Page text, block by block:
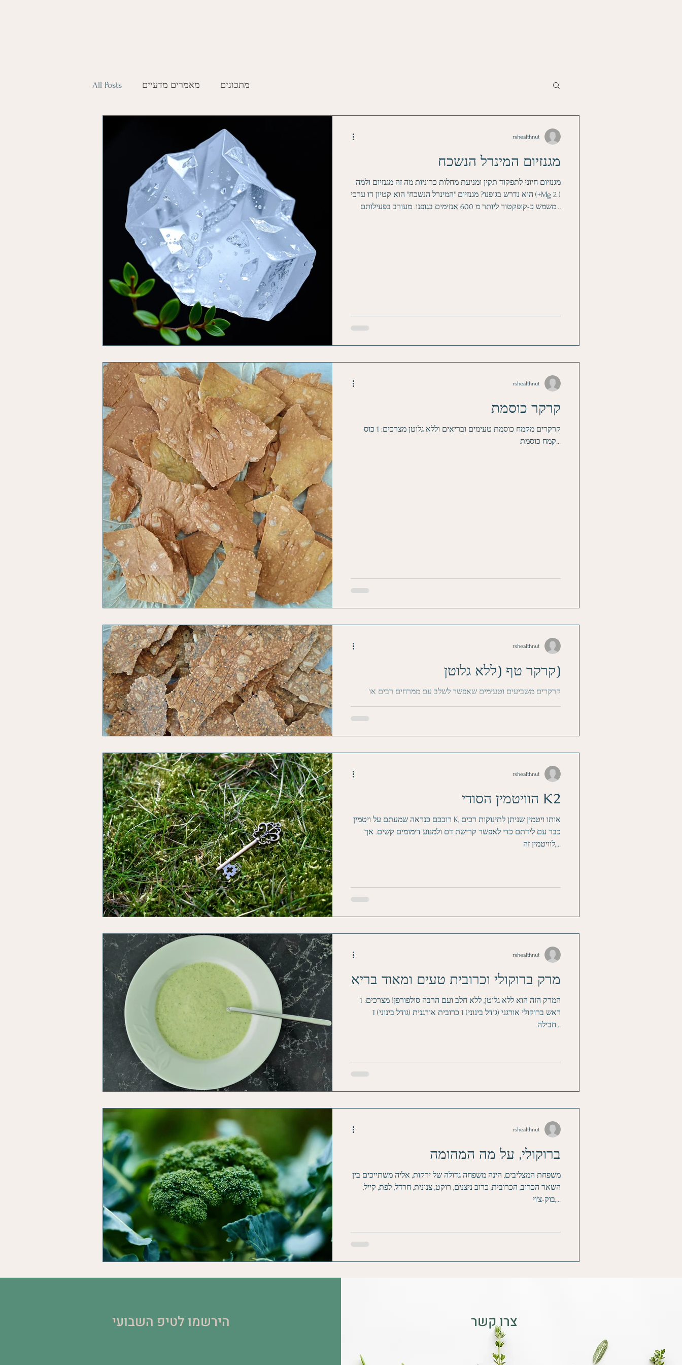
All Posts מאמרים מדעיים מתכונים
מגנזיום המינרל הנשכח
מגנזיום חיוני לתפקוד תקין ומניעת מחלות כרוניות מה זה מגנזיום ולמה
הוא נדרש בגופנו? מגנזיום "המינרל הנשכח" הוא קטיון דו ערכי (+Mg 2 )
המשמש כ-קופקטור ליותר מ 600 אנזימים בגופנו. מעורב בפעילותם
rshealthnut
קרקר כוסמת
קרקרים מקמח כוסמת טעימים ובריאים וללא גלוטן מצרכים: 1 כוס
קמח כוסמת...
rshealthnut
קרקר טף (ללא גלוטן)
קרקרים משביעים וטעימים שאפשר לשלב עם ממרחים רבים או
rshealthnut
הוויטמין הסודי K2
רובכם כנראה שמעתם על ויטמין K, אותו ויטמין שניתן לתינוקות רכים
כבר עם לידתם כדי לאפשר קרישת דם ולמנוע דימומים קשים. אך
לוויטמין זה,...
rshealthnut
מרק ברוקולי וכרובית טעים ומאוד בריא
המרק הזה הוא ללא גלוטן, ללא חלב ועם הרבה סולפורפן! מצרכים: 1
ראש ברוקולי אורגני (גודל בינוני) 1 כרובית אורגנית (גודל בינוני) 1
חבילה...
rshealthnut
ברוקולי, על מה המהומה
משפחת המצליבים, הינה משפחה גדולה של ירקות, אליה משתייכים בין
השאר הכרוב, הכרובית, כרוב ניצנים, רוקט, צנונית, חרדל, לפת, קייל,
בוק-צ'וי,...
rshealthnut
הירשמו לטיפ השבועי צרו קשר